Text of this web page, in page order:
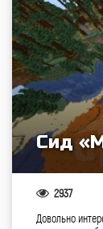
Сид
2937
Довольно